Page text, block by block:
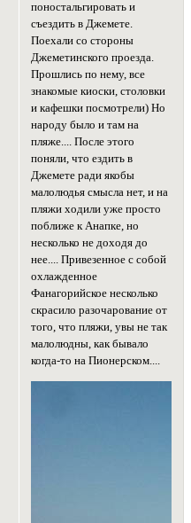
поностальгировать и
съездить в Джемете.
Поехали со стороны
Джеметинского проезда.
Прошлись по нему, все
знакомые киоски, столовки
и кафешки посмотрели) Но
народу было и там на
пляже.... После этого
поняли, что ездить в
Джемете ради якобы
малолюдья смысла нет, и на
пляжи ходили уже просто
поближе к Анапке, но
несколько не доходя до
нее.... Привезенное с собой
охлажденное
Фанагорийское несколько
скрасило разочарование от
того, что пляжи, увы не так
малолюдны, как бывало
когда-то на Пионерском....